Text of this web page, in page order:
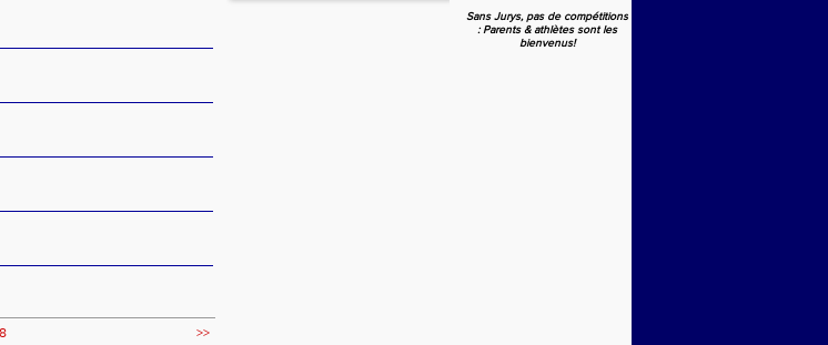
8 >>
Sans Jurys, pas de compétitions
: Parents & athlètes sont les
bienvenus!